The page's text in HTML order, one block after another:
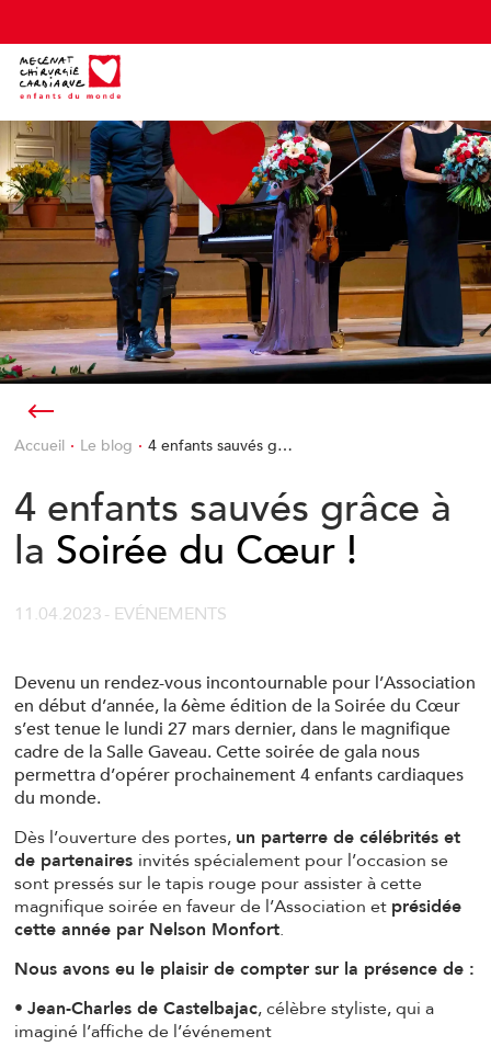
Accueil Le blog 4 enfants sauvés g…
4 enfants sauvés grâce à
la Soirée du Cœur !
11.04.2023- EVÉNEMENTS
Devenu un rendez-vous incontournable pour l’Association
en début d’année, la 6ème édition de la Soirée du Cœur
s’est tenue le lundi 27 mars dernier, dans le magnifique
cadre de la Salle Gaveau. Cette soirée de gala nous
permettra d’opérer prochainement 4 enfants cardiaques
du monde.
Dès l’ouverture des portes, un parterre de célébrités et
de partenaires invités spécialement pour l’occasion se
sont pressés sur le tapis rouge pour assister à cette
magnifique soirée en faveur de l’Association et présidée
cette année par Nelson Monfort.
Nous avons eu le plaisir de compter sur la présence de :
• Jean-Charles de Castelbajac, célèbre styliste, qui a
imaginé l’affiche de l’événement